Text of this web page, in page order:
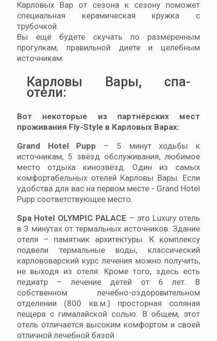
Карловых Вар от сезона к сезону поможет
специальная керамическая кружка с
трубочкой.
Вы ещё будете скучать по размеренным
прогулкам, правильной диете и целебным
источникам.
Карловы Вары, спа-
отели:
Вот некоторые из партнёрских мест
проживания Fly-Style в Карловых Варах:
Grand Hotel Pupp – 5 минут ходьбы к
источникам, 5 звёзд обслуживания, любимое
место отдыха кинозвёзд. Один из самых
комфортабельных отелей Карловы Вары. Если
удобства для вас на первом месте - Grand Hotel
Pupp соответствующее место.
Spa Hotel OLYMPIC PALACE – это Luxury отель
в 3 минутах от термальных источников. Здание
отеля – памятник архитектуры. К комплексу
подвели термальные воды, классический
карлововарский курс лечения можно получить,
не выходя из отеля. Кроме того, здесь есть
педиатр – лечение детей от 6 лет. В
собственном лечебно-оздоровительном
отделении (800 кв.м.) просторная соляная
пещера с гималайской солью. В общем, этот
отель отличается высоким комфортом и своей
отличной лечебной базой.